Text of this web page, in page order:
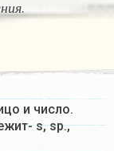
н ия.​
и число.
s, sp.,